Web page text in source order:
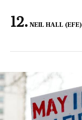
NEIL HALL (EFE)